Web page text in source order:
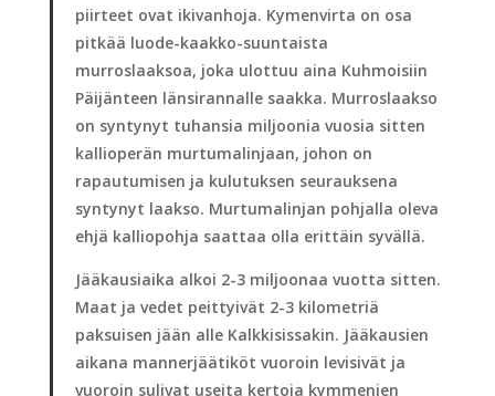
piirteet ovat ikivanhoja. Kymenvirta on osa
pitkää luode-kaakko-suuntaista
murroslaaksoa, joka ulottuu aina Kuhmoisiin
Päijänteen länsirannalle saakka. Murroslaakso
on syntynyt tuhansia miljoonia vuosia sitten
kallioperän murtumalinjaan, johon on
rapautumisen ja kulutuksen seurauksena
syntynyt laakso. Murtumalinjan pohjalla oleva
ehjä kalliopohja saattaa olla erittäin syvällä.
Jääkausiaika alkoi 2-3 miljoonaa vuotta sitten.
Maat ja vedet peittyivät 2-3 kilometriä
paksuisen jään alle Kalkkisissakin. Jääkausien
aikana mannerjäätiköt vuoroin levisivät ja
vuoroin sulivat useita kertoja kymmenien